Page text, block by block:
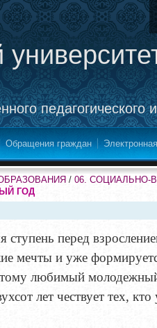
педагогического
Обращения граждан
/ 06. СОЦИАЛЬНО-
ГОД
перед
мечты и уже
любимый
лет чествует тех,